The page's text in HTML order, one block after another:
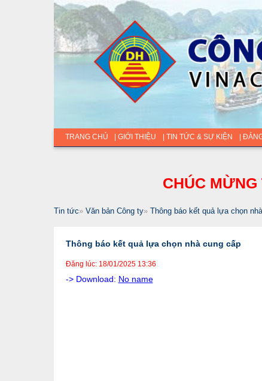
TRANG CHỦ | GIỚI THIỆU | TIN TỨC & SỰ KIỆN |
CHÚC
Tin tức» Văn bản Công ty» Thông báo kết quả lựa chọn
Thông báo kết quả lựa chọn nhà cung cấp
Đăng lúc: 18/01/2025 13:36
-> Download: No name